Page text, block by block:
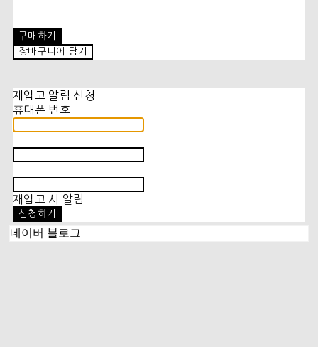
구매하기
장바구니에 담기
재입고 알림 신청
휴대폰 번호
-
-
재입고 시 알림
신청하기
네이버 블로그